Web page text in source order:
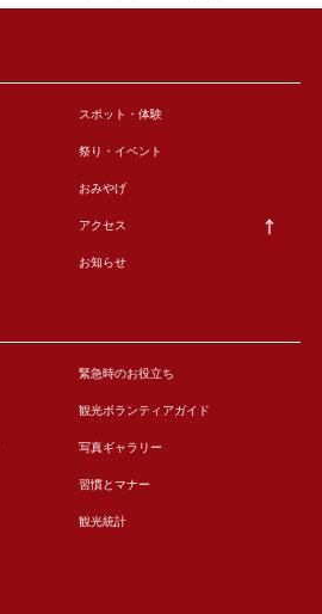
スポット・体験
祭り・イベント
おみやげ
アクセス
お知らせ
緊急時のお役立ち
観光ボランティアガイド
写真ギャラリー
習慣とマナー
観光統計